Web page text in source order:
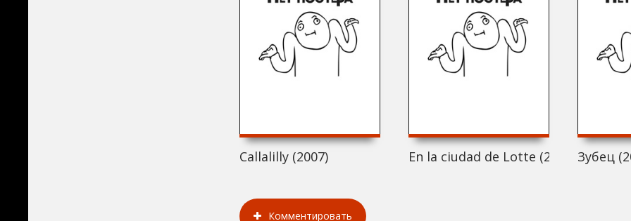
Callalilly (2007) En la ciudad de Lotte (2007) Зубец
Комментировать